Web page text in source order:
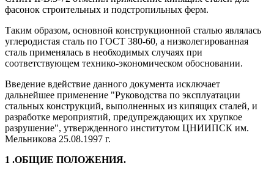
фасонок строительных и подстропильных ферм.
Таким образом, основной конструкционной сталью являлась
углеродистая сталь по ГОСТ 380-60, а низколегированная
сталь применялась в необходимых случаях при
соответствующем технико-экономическом обосновании.
Введение вдействие данного документа исключает
дальнейшее применение "Руководства по эксплуатации
стальных конструкций, выполненных из кипящих сталей, и
разработке мероприятий, предупреждающих их хрупкое
разрушение", утвержденного институтом ЦНИИПСК им.
Мельникова 25.08.1997 г.
1 .ОБЩИЕ ПОЛОЖЕНИЯ.